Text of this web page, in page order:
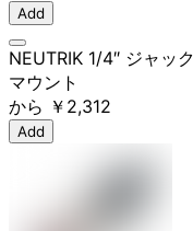
Add
NEUTRIK 1/4″ ジャッ
マウント
から ￥2,312
Add